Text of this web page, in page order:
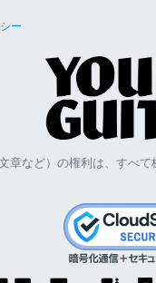
ー
など）の権利は、すべ